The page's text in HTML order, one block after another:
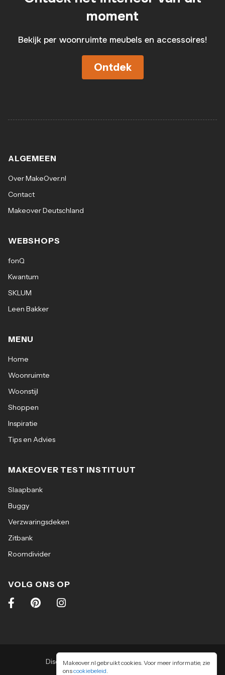
de buurt van radiatoren of andere warmtebronnen,
aangezien het materiaal hierdoor te droog kan worden
een veranda, op een terras of balkon, waar ze beschermd
zijn tegen weer en wind en laat ze niet in direct contact
komen met gras of aarde (om opkomst van
voetvochtigheid).Afmetingen • Zitting : Ø115 cm • Basis:
D115 x H55 cm • 15,5 kg
Makeover.nl gebruikt cookies. Voor meer informatie, zie
onscookiebeleid.
moment
Bekijk per woonruimte meubels en accessoires!
Ontdek
ALGEMEEN
Over MakeOver.nl
Contact
Makeover Deutschland
WEBSHOPS
fonQ
Kwantum
SKLUM
Leen Bakker
MENU
Home
Woonruimte
Woonstijl
Shoppen
Inspiratie
Tips en Advies
MAKEOVER TEST INSTITUUT
Slaapbank
Buggy
Verzwaringsdeken
Zitbank
Roomdivider
VOLG ONS OP
Disclaimer | Algemene voorwaarden |
Privacy & cookiebeleid